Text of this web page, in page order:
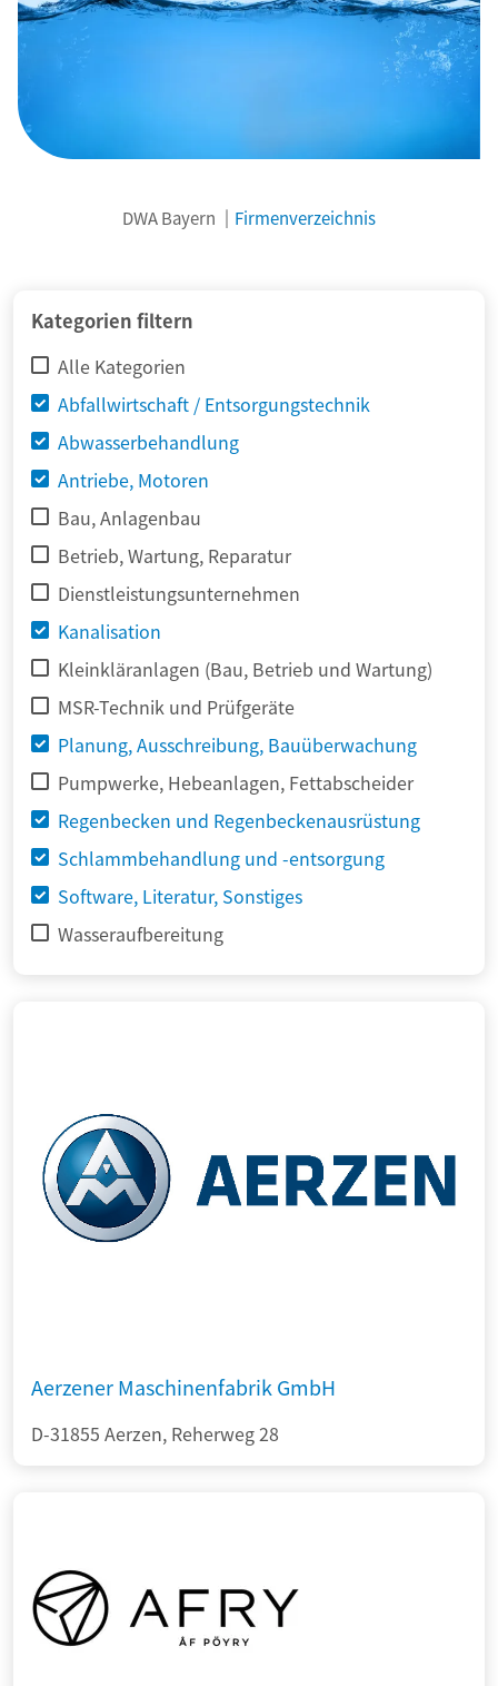
DWA Bayern Firmenverzeichnis
Kategorien filtern
Alle Kategorien
Abfallwirtschaft / Entsorgungstechnik
Abwasserbehandlung
Antriebe, Motoren
Bau, Anlagenbau
Betrieb, Wartung, Reparatur
Dienstleistungsunternehmen
Kanalisation
Kleinkläranlagen (Bau, Betrieb und Wartung)
MSR-Technik und Prüfgeräte
Planung, Ausschreibung, Bauüberwachung
Pumpwerke, Hebeanlagen, Fettabscheider
Regenbecken und Regenbeckenausrüstung
Schlammbehandlung und -entsorgung
Software, Literatur, Sonstiges
Wasseraufbereitung
Aerzener Maschinenfabrik GmbH
D-31855 Aerzen, Reherweg 28